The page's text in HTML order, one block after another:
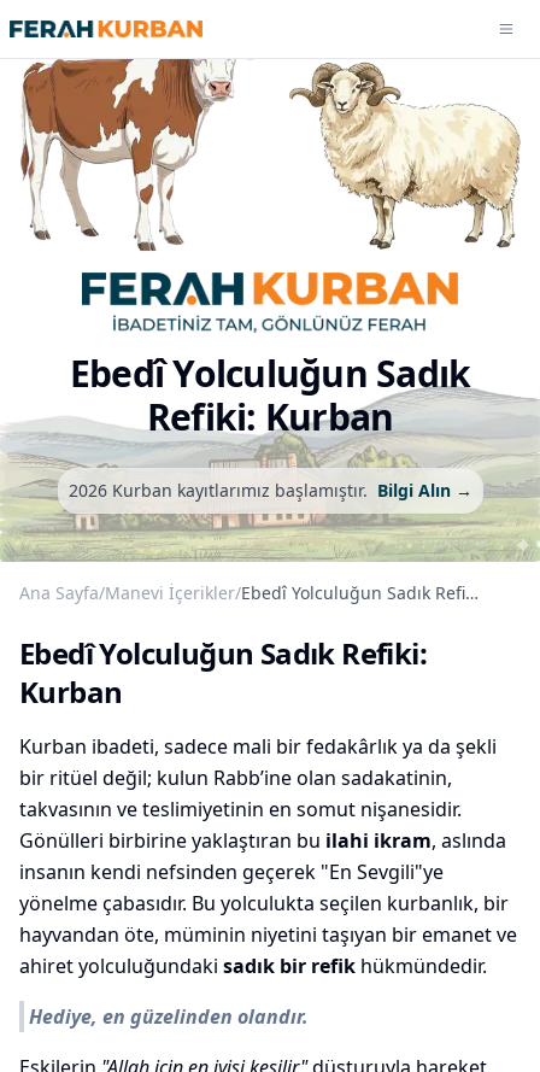
2026 Kurban Fiyatları
Sık Sorulan Sorular
Manevi İçerikler
Hakkımızda
Ebedî Yolculuğun Sadık
Refiki: Kurban
2026 Kurban kayıtlarımız başlamıştır. Bilgi Alın →
Ana Sayfa/Manevi İçerikler/ Ebedî Yolculuğun Sadık Refiki: Kurban
Ebedî Yolculuğun Sadık Refiki:
Kurban
Kurban ibadeti, sadece mali bir fedakârlık ya da şekli
bir ritüel değil; kulun Rabb’ine olan sadakatinin,
takvasının ve teslimiyetinin en somut nişanesidir.
Gönülleri birbirine yaklaştıran bu ilahi ikram, aslında
insanın kendi nefsinden geçerek "En Sevgili"ye
yönelme çabasıdır. Bu yolculukta seçilen kurbanlık, bir
hayvandan öte, müminin niyetini taşıyan bir emanet ve
ahiret yolculuğundaki sadık bir refik hükmündedir.
Hediye, en güzelinden olandır.